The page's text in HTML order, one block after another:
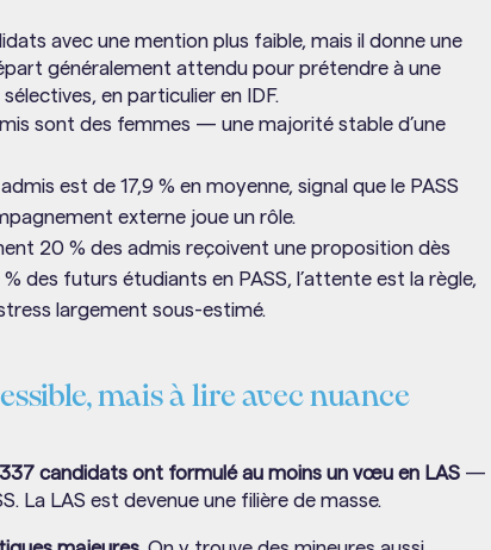
avec une mention plus faible, mais il donne une
généralement attendu pour prétendre à une
en particulier en IDF.
sont des femmes — une majorité stable d’une
est de 17,9 % en moyenne, signal que le PASS
externe joue un rôle.
20 % des admis reçoivent une proposition dès
des futurs étudiants en PASS, l’attente est la règle,
largement sous-estimé.
mais à lire avec nuance
candidats ont formulé au moins un vœu en LAS —
La LAS est devenue une filière de masse.